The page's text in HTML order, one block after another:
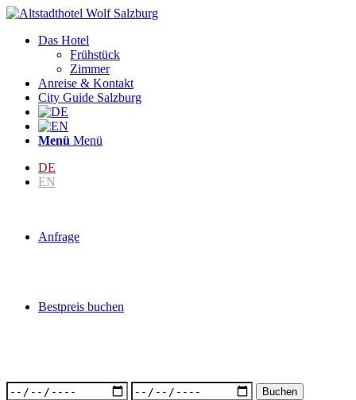
Das Hotel
Frühstück
Zimmer
Anreise & Kontakt
City Guide Salzburg
Menü Menü
DE
EN
Anfrage
Bestpreis buchen